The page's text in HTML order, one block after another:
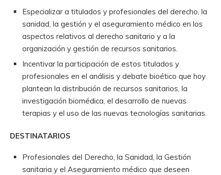
Especializar a titulados y profesionales del derecho, la
sanidad, la gestión y el aseguramiento médico en los
aspectos relativos al derecho sanitario y a la
organización y gestión de recursos sanitarios.
Incentivar la participación de estos titulados y
profesionales en el análisis y debate bioético que hoy
plantean la distribución de recursos sanitarios, la
investigación biomédica, el desarrollo de nuevas
terapias y el uso de las nuevas tecnologías sanitarias.
DESTINATARIOS
Profesionales del Derecho, la Sanidad, la Gestión
sanitaria y el Aseguramiento médico que deseen